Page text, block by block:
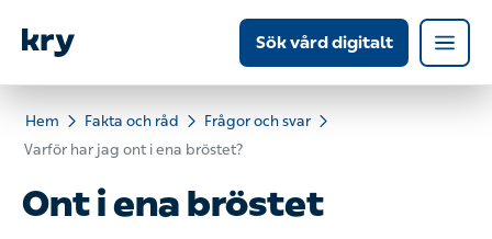
Sök vård digitalt
Hem Fakta och råd
Frågor och svar
Varför har jag ont i ena bröstet?
Ont i ena bröstet